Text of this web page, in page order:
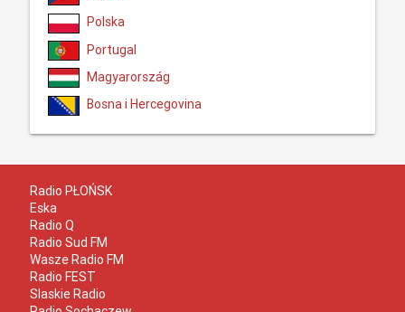
Polska
Portugal
Magyarország
Bosna i Hercegovina
Radio PŁOŃSK
Eska
Radio Q
Radio Sud FM
Wasze Radio FM
Radio FEST
Slaskie Radio